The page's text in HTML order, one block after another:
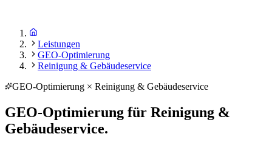
Leistungen
GEO-Optimierung
Reinigung & Gebäudeservice
GEO-Optimierung × Reinigung & Gebäudeservice
GEO-Optimierung für Reinigung &
Gebäudeservice.